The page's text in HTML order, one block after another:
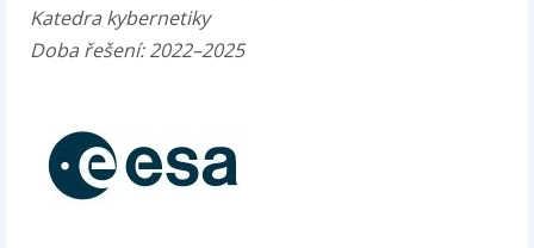
Katedra kybernetiky
Doba řešení: 2022–2025